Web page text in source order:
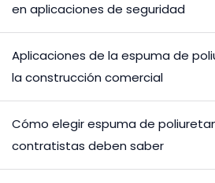
en aplicaciones de seguridad
Aplicaciones de la espuma de
la construcción comercial
Cómo elegir espuma de
contratistas deben saber